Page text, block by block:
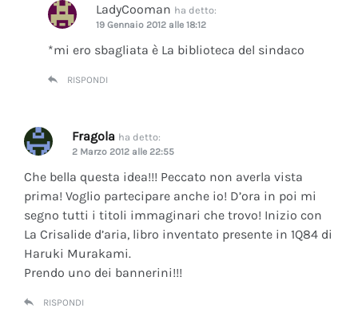
LadyCooman ha detto:
19 Gennaio 2012 alle 18:12
*mi ero sbagliata è La biblioteca del sindaco
RISPONDI
Fragola ha detto:
2 Marzo 2012 alle 22:55
Che bella questa idea!!! Peccato non averla vista
prima! Voglio partecipare anche io! D’ora in poi mi
segno tutti i titoli immaginari che trovo! Inizio con
La Crisalide d’aria, libro inventato presente in 1Q84 di
Haruki Murakami.
Prendo uno dei bannerini!!!
RISPONDI